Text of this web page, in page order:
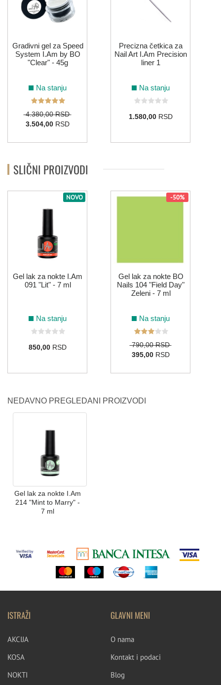
Gradivni gel za Speed
System I.Am by BO
"Clear" - 45g
Na stanju
4.380,00 RSD
3.504,00RSD
Precizna četkica za
Nail Art I.Am Precision
liner 1
Na stanju
1.580,00RSD
SLIČNI PROIZVODI
NOVO
Gel lak za nokte I.Am
091 "Lit" - 7 ml
Na stanju
850,00RSD
-50%
Gel lak za nokte BO
Nails 104 "Field Day"
Zeleni - 7 ml
Na stanju
790,00 RSD
395,00RSD
NEDAVNO PREGLEDANI PROIZVODI
Gel lak za nokte I.Am
214 "Mint to Marry" -
7 ml
ISTRAŽI
AKCIJA
KOSA
NOKTI
GLAVNI MENI
O nama
Kontakt i podaci
Blog